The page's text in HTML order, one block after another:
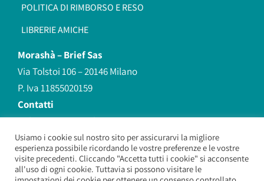
POLITICA DI RIMBORSO E RESO
LIBRERIE AMICHE
Morashà –Brief Sas
Via Tolstoi 106 – 20146 Milano
P. Iva 11855020159
Contatti
redazione@morasha.it
339 8596707
(anche Whatsapp)
Usiamo i cookie sul nostro sito per assicurarvi la migliore
esperienza possibile ricordando le vostre preferenze e le vostre
visite precedenti. Cliccando "Accetta tutti i cookie" si acconsente
all'uso di ogni cookie. Tuttavia si possono visitare le